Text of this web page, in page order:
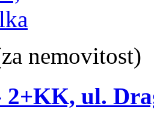
nemovitost)
2+KK, ul.